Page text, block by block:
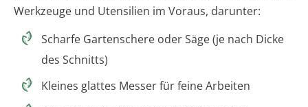
Werkzeuge und Utensilien im Voraus, darunter:
Scharfe Gartenschere oder Säge (je nach Dicke
des Schnitts)
Kleines glattes Messer für feine Arbeiten